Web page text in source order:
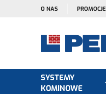
O NAS PROMOCJE
SYSTEMY
KOMINOWE